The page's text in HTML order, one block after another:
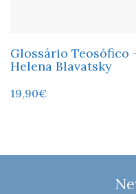
Glossário Teosófico
Helena Blavatsky
19,90€